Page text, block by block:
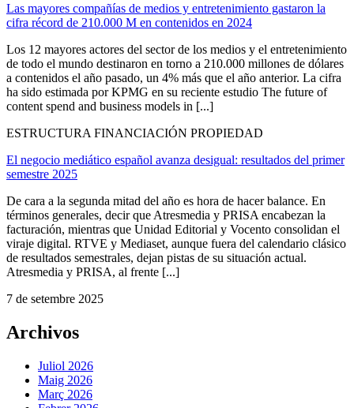
Las mayores compañías de medios y entretenimiento gastaron la
cifra récord de 210.000 M en contenidos en 2024
Los 12 mayores actores del sector de los medios y el entretenimiento
de todo el mundo destinaron en torno a 210.000 millones de dólares
a contenidos el año pasado, un 4% más que el año anterior. La cifra
ha sido estimada por KPMG en su reciente estudio The future of
content spend and business models in [...]
ESTRUCTURA FINANCIACIÓN PROPIEDAD
El negocio mediático español avanza desigual: resultados del primer
semestre 2025
De cara a la segunda mitad del año es hora de hacer balance. En
términos generales, decir que Atresmedia y PRISA encabezan la
facturación, mientras que Unidad Editorial y Vocento consolidan el
viraje digital. RTVE y Mediaset, aunque fuera del calendario clásico
de resultados semestrales, dejan pistas de su situación actual.
Atresmedia y PRISA, al frente [...]
7 de setembre 2025
Archivos
Juliol 2026
Maig 2026
Març 2026